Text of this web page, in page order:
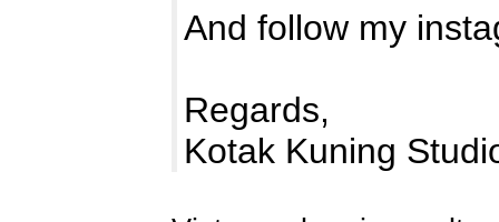
And follow my
Regards,
Kotak Kuning